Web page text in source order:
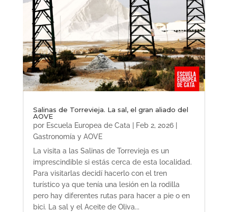
Salinas de Torrevieja. La sal, el gran aliado del
AOVE
por Escuela Europea de Cata Feb 2, 2026|
Gastronomía y AOVE
La visita a las Salinas de Torrevieja es un
imprescindible si estás cerca de esta localidad.
Para visitarlas decidí hacerlo con el tren
turístico ya que tenía una lesión en la rodilla
pero hay diferentes rutas para hacer a pie o en
bici. La sal y el Aceite de Oliva...